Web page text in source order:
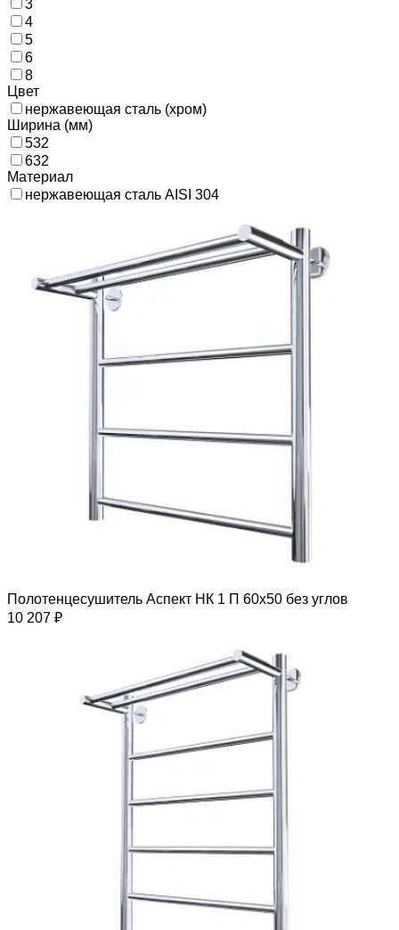
3
4
5
6
8
Цвет
нержавеющая сталь (хром)
Ширина (мм)
532
632
Материал
нержавеющая сталь AISI 304
Полотенцесушитель Аспект НК 1 П 60х50 без углов
10 207 ₽